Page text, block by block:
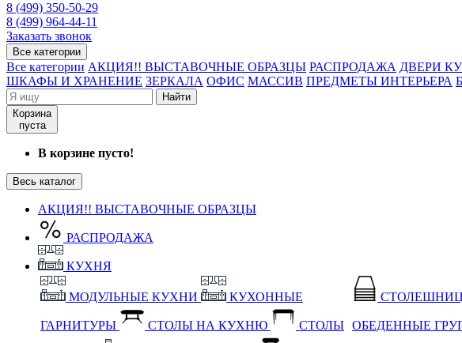
8 (499) 350-50-29
8 (499) 964-44-11
Заказать звонок
Все категории
Все категории АКЦИЯ!! ВЫСТАВОЧНЫЕ ОБРАЗЦЫ РАСПРОДАЖА ДВЕРИ
ШКАФЫ И ХРАНЕНИЕ ЗЕРКАЛА ОФИС МАССИВ ПРЕДМЕТЫ ИНТЕРЬЕРА
Найти
Корзина
пуста
В корзине пусто!
Весь каталог
АКЦИЯ!! ВЫСТАВОЧНЫЕ ОБРАЗЦЫ
РАСПРОДАЖА
КУХНЯ
МОДУЛЬНЫЕ КУХНИ КУХОННЫЕ
ГАРНИТУРЫ СТОЛЫ НА КУХНЮ СТОЛЫ ОБЕДЕННЫЕ